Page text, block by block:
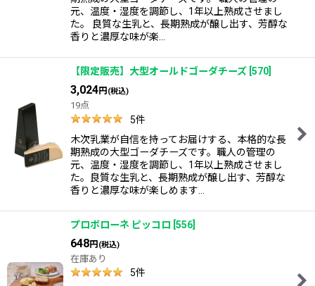
元、温度・湿度を調節し、1年以上熟成させまし
た。 良質な生乳と、長期熟成が醸し出す、芳醇な
香りと濃厚な味が楽…
【限定販売】大型オールドゴーダチーズ 570
3,024円 (税込)
19点
5件
木次乳業が自信を持ってお届けする、本格的な長
期熟成の大型ゴーダチーズです。職人の管理の
元、温度・湿度を調節し、1年以上熟成させまし
た。良質な生乳と、長期熟成が醸し出す、芳醇な
香りと濃厚な味が楽しめます…
プロボローネ ピッコロ 556
648円 (税込)
在庫あり
5件